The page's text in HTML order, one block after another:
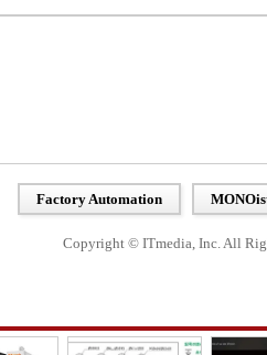
Factory Automation
Copyright © ITmedia, Inc. All